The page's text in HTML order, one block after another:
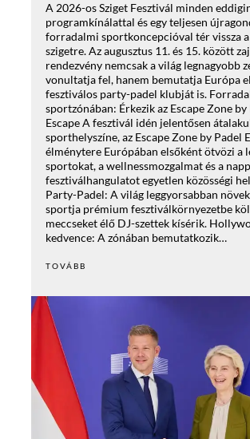
A 2026-os Sziget Fesztivál minden
programkínálattal és egy teljesen
forradalmi sportkoncepcióval tér vissza
szigetre. Az augusztus 11. és 15. között
rendezvény nemcsak a világ legnagyobb
vonultatja fel, hanem bemutatja Európa
fesztiválos party-padel klubját is.
sportzónában: Érkezik az Escape Zone by
Escape A fesztivál idén jelentősen
sporthelyszíne, az Escape Zone by Padel
élménytere Európában elsőként ötvözi a
sportokat, a wellnessmozgalmat és a
fesztiválhangulatot egyetlen közösségi
Party-Padel: A világ leggyorsabban
sportja prémium fesztiválkörnyezetbe
meccseket élő DJ-szettek kísérik.
kedvence: A zónában bemutatkozik…
TOVÁBB